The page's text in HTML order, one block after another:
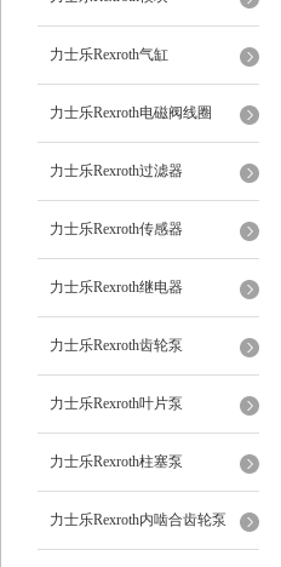
力士乐Rexroth气缸
力士乐Rexroth电磁阀线圈
力士乐Rexroth过滤器
力士乐Rexroth传感器
力士乐Rexroth继电器
力士乐Rexroth齿轮泵
力士乐Rexroth叶片泵
力士乐Rexroth柱塞泵
力士乐Rexroth内啮合齿轮泵